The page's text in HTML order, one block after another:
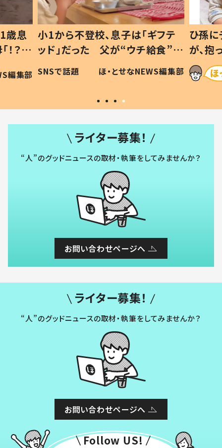
歳息
？」
編集部
小1から不登校、息子は「ギフテ
ッド」だった 父が“ウチ給食”を
作り続ける理由とは #令和の親
#令和の子
SNSで話題 ほ・とせなNEWS編集部
ひ孫
が、
「涙が
い」
ライター募集！
“人”のグッドニュースの取材・執筆をしてみませんか？
お問い合わせページへ
ライター募集！
“人”のグッドニュースの取材・執筆をしてみませんか？
お問い合わせページへ
Follow US!